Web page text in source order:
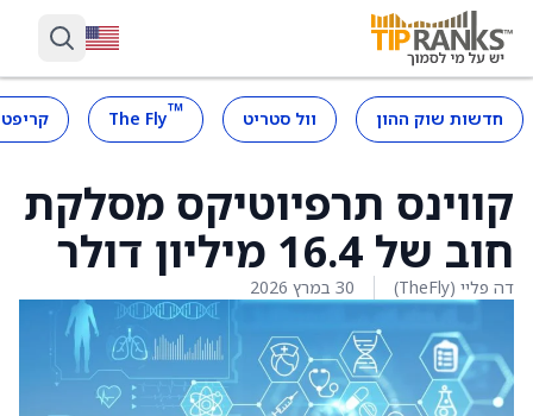
חדשות שוק ההון וול סטריט ™
The Fly
קווינס תרפיוטיקס מסלקת
חוב של 16.4 מיליון דולר
דה פליי (TheFly) 30 במרץ 2026